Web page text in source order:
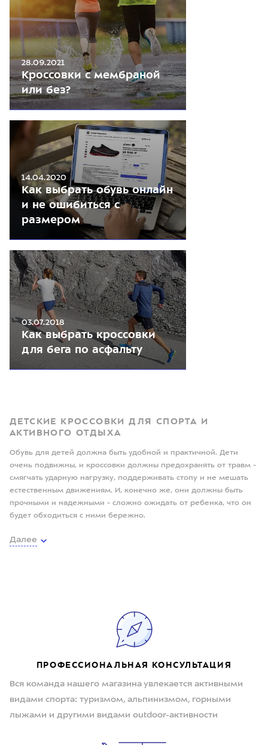
28.09.2021
Кроссовки с мембраной
или без?
14.04.2020
Как выбрать обувь онлайн
и не ошибиться с
размером
03.07.2018
Как выбрать кроссовки
для бега по асфальту
ДЕТСКИЕ КРОССОВКИ ДЛЯ СПОРТА И
АКТИВНОГО ОТДЫХА
Обувь для детей должна быть удобной и практичной. Дети
очень подвижны, и кроссовки должны предохранять от травм -
смягчать ударную нагрузку, поддерживать стопу и не мешать
естественным движениям. И, конечно же, они должны быть
прочными и надежными - сложно ожидать от ребенка, что он
будет обходиться с ними бережно.
Далее
ПРОФЕССИОНАЛЬНАЯ КОНСУЛЬТАЦИЯ
Вся команда нашего магазина увлекается активными
видами спорта: туризмом, альпинизмом, горными
лыжами и другими видами outdoor-активности